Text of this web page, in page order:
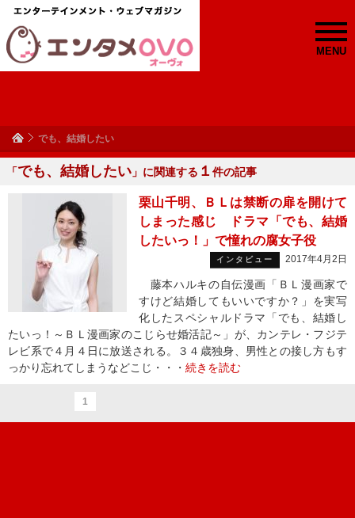
MENU
でも、結婚したい
「でも、結婚したい 」に関連する １ 件の記事
栗山千明、ＢＬは禁断の扉を開けて
しまった感じ ドラマ「でも、結婚
したいっ！」で憧れの腐女子役
インタビュー 2017年4月2日
藤本ハルキの自伝漫画「ＢＬ漫画家で
すけど結婚してもいいですか？」を実写
化したスペシャルドラマ「でも、結婚し
たいっ！～ＢＬ漫画家のこじらせ婚活記～」が、カンテレ・フジテ
レビ系で４月４日に放送される。３４歳独身、男性との接し方もす
っかり忘れてしまうなどこじ・・・ 続きを読む
1